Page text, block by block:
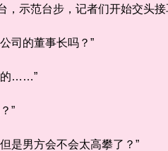
示范台步，记者们开始交头接
的董事长吗？”
……”
”
男方会不会太高攀了？”